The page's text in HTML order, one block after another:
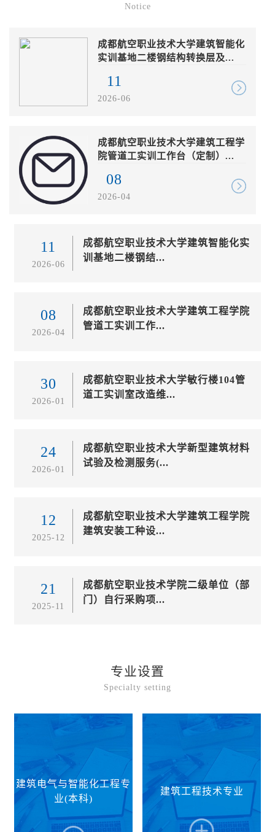
Notice
成都航空职业技术大学建筑智能化
实训基地二楼钢结构转换层及...
11
2026-06
成都航空职业技术大学建筑工程学
院管道工实训工作台（定制）...
08
2026-04
11
2026-06
成都航空职业技术大学建筑智能化实
训基地二楼钢结...
08
2026-04
成都航空职业技术大学建筑工程学院
管道工实训工作...
30
2026-01
成都航空职业技术大学敏行楼104管
道工实训室改造维...
24
2026-01
成都航空职业技术大学新型建筑材料
试验及检测服务(...
12
2025-12
成都航空职业技术大学建筑工程学院
建筑安装工种设...
21
2025-11
成都航空职业技术学院二级单位（部
门）自行采购项...
专业设置
Specialty setting
建筑电气与智能化工程专
业(本科)
建筑工程技术专业